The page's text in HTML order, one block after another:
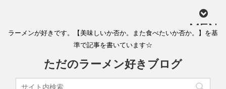
MEN
ラーメンが好きです。【美味しいか否か。また食べたいか否か。】を基
準で記事を書いています☆
ただのラーメン好きブログ